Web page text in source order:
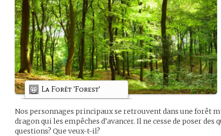
La Forêt 'Forest'
Nos personnages principaux se retrouvent dans une forêt
dragon qui les empêches d’avancer. Il ne cesse de poser des
questions? Que veux-t-il?